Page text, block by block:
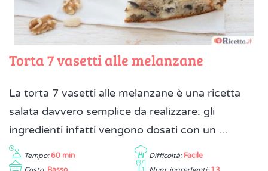
Torta 7 vasetti alle melanzane
La torta 7 vasetti alle melanzane è una ricetta
salata davvero semplice da realizzare: gli
ingredienti infatti vengono dosati con un ...
Tempo: 60 min Difficoltà: Facile